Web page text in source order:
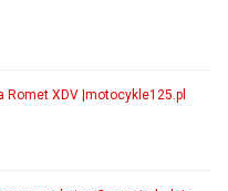
Romet XDV |motocykle125.pl